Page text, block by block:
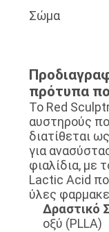
Σώμα
πρότυπα
Το Red
αυστηρούς
διατίθεται
για
φιαλίδια, με
Lactic Acid
ύλες
Δραστικό
οξύ (PLLA)